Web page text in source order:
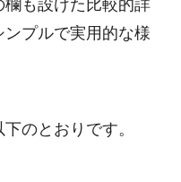
も設けた比較的詳
プルで実用的な様
のとおりです。